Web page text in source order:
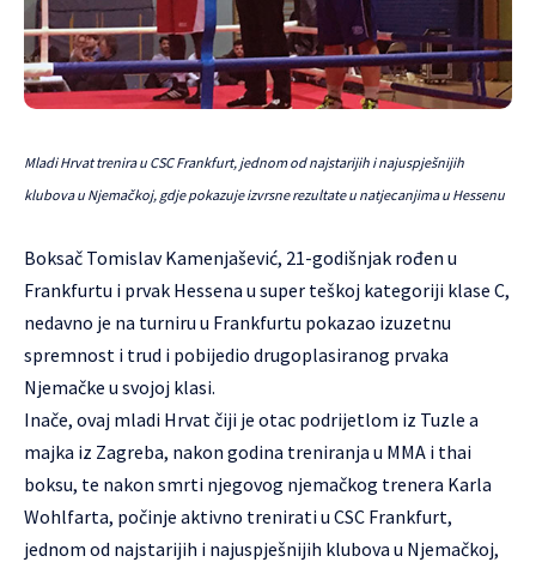
Mladi Hrvat trenira u CSC Frankfurt, jednom od najstarijih i najuspješnijih
klubova u Njemačkoj, gdje pokazuje izvrsne rezultate u natjecanjima u Hessenu
Boksač Tomislav Kamenjašević, 21-godišnjak rođen u
Frankfurtu i prvak Hessena u super teškoj kategoriji klase C,
nedavno je na turniru u Frankfurtu pokazao izuzetnu
spremnost i trud i pobijedio drugoplasiranog prvaka
Njemačke u svojoj klasi.
Inače, ovaj mladi Hrvat čiji je otac podrijetlom iz Tuzle a
majka iz Zagreba, nakon godina treniranja u MMA i thai
boksu, te nakon smrti njegovog njemačkog trenera Karla
Wohlfarta, počinje aktivno trenirati u CSC Frankfurt,
jednom od najstarijih i najuspješnijih klubova u Njemačkoj,